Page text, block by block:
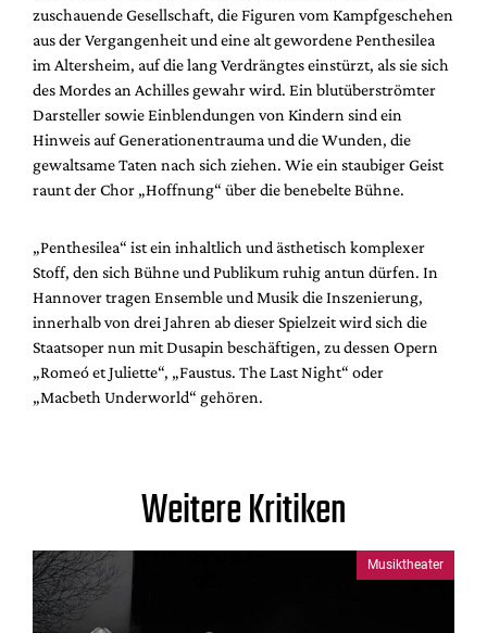
zuschauende Gesellschaft, die Figuren vom Kampfgeschehen
aus der Vergangenheit und eine alt gewordene Penthesilea
im Altersheim, auf die lang Verdrängtes einstürzt, als sie sich
des Mordes an Achilles gewahr wird. Ein blutüberströmter
Darsteller sowie Einblendungen von Kindern sind ein
Hinweis auf Generationentrauma und die Wunden, die
gewaltsame Taten nach sich ziehen. Wie ein staubiger Geist
raunt der Chor „Hoffnung“ über die benebelte Bühne.
„Penthesilea“ ist ein inhaltlich und ästhetisch komplexer
Stoff, den sich Bühne und Publikum ruhig antun dürfen. In
Hannover tragen Ensemble und Musik die Inszenierung,
innerhalb von drei Jahren ab dieser Spielzeit wird sich die
Staatsoper nun mit Dusapin beschäftigen, zu dessen Opern
„Romeó et Juliette“, „Faustus. The Last Night“ oder
„Macbeth Underworld“ gehören.
Weitere Kritiken
Musiktheater